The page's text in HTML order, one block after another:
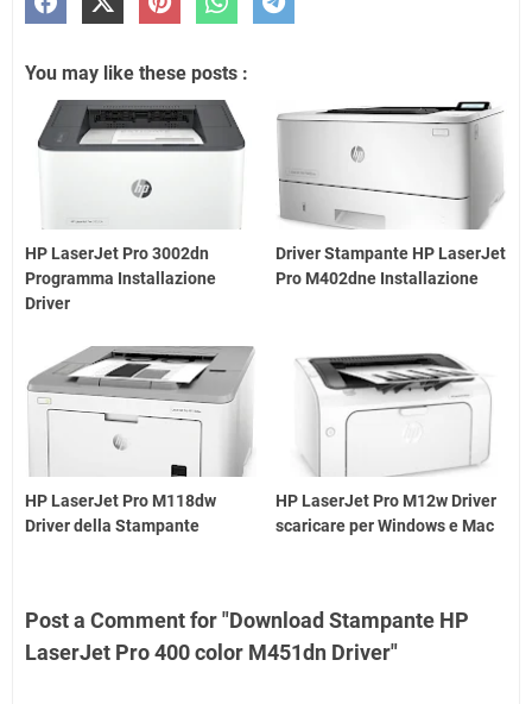
You may like these posts :
HP LaserJet Pro 3002dn
Programma Installazione
Driver
Driver Stampante HP LaserJet
Pro M402dne Installazione
HP LaserJet Pro M118dw
Driver della Stampante
HP LaserJet Pro M12w Driver
scaricare per Windows e Mac
Post a Comment for "Download Stampante HP
LaserJet Pro 400 color M451dn Driver"